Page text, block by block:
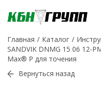
Главная Каталог
SANDVIK DNMG 15 06 12-
Max® P для точения
Вернуться назад